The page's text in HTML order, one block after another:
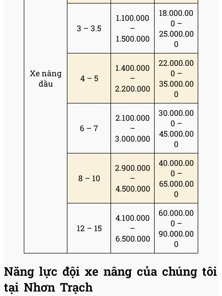
Xe nâng
dầu
3 – 3.5
1.100.000
–
1.500.000
18.000.00
0 –
25.000.00
0
4 – 5
1.400.000
–
2.200.000
22.000.00
0 –
35.000.00
0
6 – 7
2.100.000
–
3.000.000
30.000.00
0 –
45.000.00
0
8 – 10
2.900.000
–
4.500.000
40.000.00
0 –
65.000.00
0
12 – 15
4.100.000
–
6.500.000
60.000.00
0 –
90.000.00
0
Năng lực đội xe nâng của chúng tôi
tại Nhơn Trạch